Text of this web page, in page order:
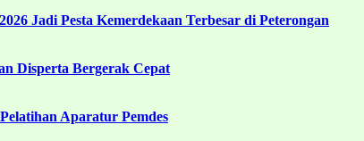
Jadi Pesta Kemerdekaan Terbesar di Peterongan
Disperta Bergerak Cepat
Aparatur Pemdes